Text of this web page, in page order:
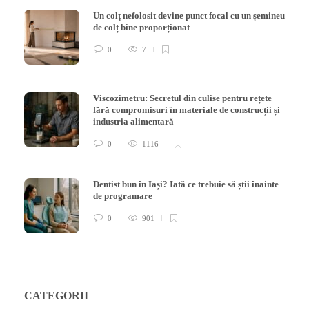
Un colț nefolosit devine punct focal cu un șemineu
de colț bine proporționat
0 7
Viscozimetru: Secretul din culise pentru rețete
fără compromisuri în materiale de construcții și
industria alimentară
0 1116
Dentist bun în Iași? Iată ce trebuie să știi înainte
de programare
0 901
CATEGORII